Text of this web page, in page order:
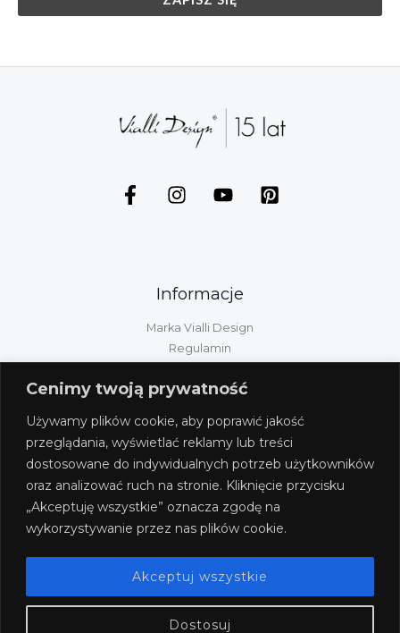
Cenimy twoją prywatność
Używamy plików cookie, aby poprawić jakość
przeglądania, wyświetlać reklamy lub treści
dostosowane do indywidualnych potrzeb użytkowników
oraz analizować ruch na stronie. Kliknięcie przycisku
„Akceptuję wszystkie” oznacza zgodę na
wykorzystywanie przez nas plików cookie.
Dostosuj
Akceptuj wszystkie
Informacje
Marka Vialli Design
Regulamin
Kontakt
Obsługa klienta
Wysyłka/dostawa/płatność
Odstąpienie od umowy